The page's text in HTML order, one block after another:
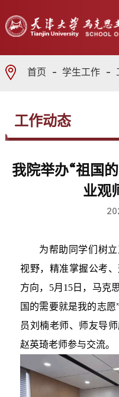
首页 学生工作
工作动态
我院举办“祖国
业观
为帮助同学们树
视野，精准掌握公考
方向，5月15日，马克
国的需要就是我的志
员刘楠老师、师友导
赵英琦老师参与交流。